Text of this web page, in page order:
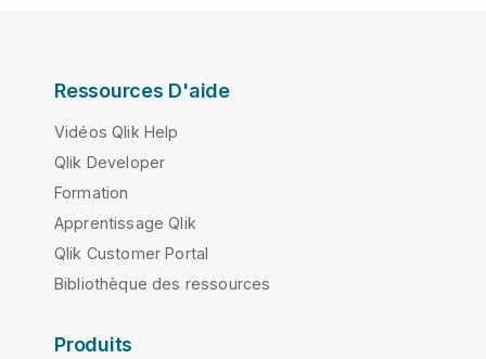
Ressources D'aide
Vidéos Qlik Help
Qlik Developer
Formation
Apprentissage Qlik
Qlik Customer Portal
Bibliothèque des ressources
Produits